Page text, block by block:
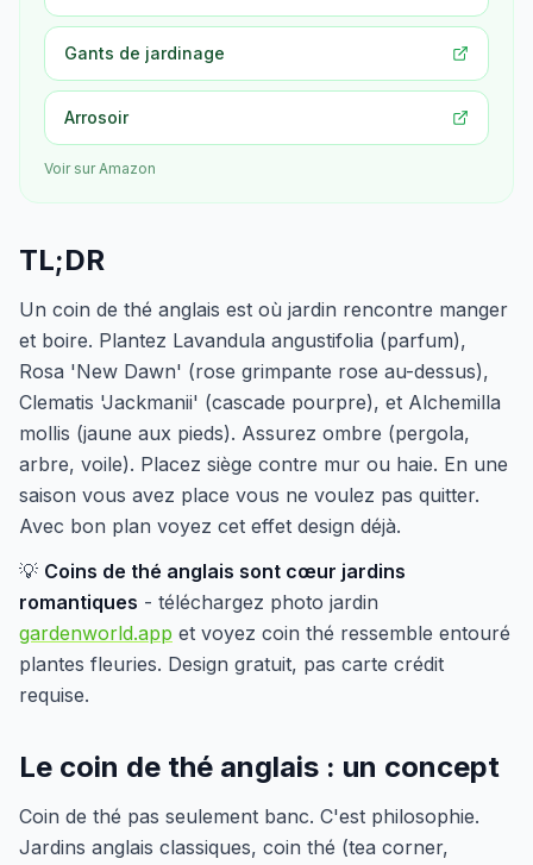
Gants de jardinage
Arrosoir
Voir sur Amazon
TL;DR
Un coin de thé anglais est où jardin rencontre manger
et boire. Plantez Lavandula angustifolia (parfum),
Rosa 'New Dawn' (rose grimpante rose au-dessus),
Clematis 'Jackmanii' (cascade pourpre), et Alchemilla
mollis (jaune aux pieds). Assurez ombre (pergola,
arbre, voile). Placez siège contre mur ou haie. En une
saison vous avez place vous ne voulez pas quitter.
Avec bon plan voyez cet effet design déjà.
💡 Coins de thé anglais sont cœur jardins
romantiques - téléchargez photo jardin
gardenworld.app et voyez coin thé ressemble entouré
plantes fleuries. Design gratuit, pas carte crédit
requise.
Le coin de thé anglais : un concept
Coin de thé pas seulement banc. C'est philosophie.
Jardins anglais classiques, coin thé (tea corner,